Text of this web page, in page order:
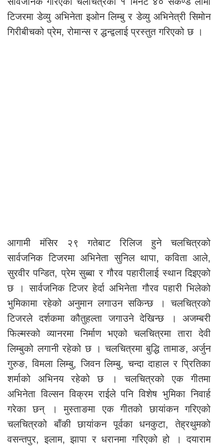
टिजरमा डेव्यु अभिनेता इओन लिम्बु र डेव्यु अभिनेत्री सिमोन
गिरीबीचको प्रेम, रोमान्स र द्धन्द्वलाई प्रस्तुत गरिएको छ ।
आगामी मंसिर २९ गतेबाट रिलिज हुने चलचित्रको
सार्वजनिक टिजरमा अभिनेता सुनिल थापा, कविता आले,
सुरवीर पन्डित, प्रेम सुब्बा र गौरव पहारीलाई स्थान दिइएको
छ । सार्वजनिक टिजर हेर्दा अभिनेता गौरव पहारी भिलेको
भुमिकामा रहेको अनुमान लगाउन सकिन्छ । चलचित्रको
टिजरले दर्शकमा कौतुहल्ता जगाउने देखिन्छ । अजम्बरी
फिल्मस्को व्यानरमा निर्माण भएको चलचित्रमा तारा देवी
लिम्बुको लगानी रहेको छ । चलचित्रमा बुद्धि तामाङ, अर्जुन
गुरुङ, विमला लिम्बु, जिवन लिम्बु, चन्दा दाहाल र प्रितिका
शर्माको अभिनय रहेको छ । चलचित्रको एक गीतमा
अभिनेता विल्सन विक्रम राईले पनि विशेष भुमिका निवार्ह
गरेका छन् । मुस्ताङमा एक गीतको छायांकन गरिएको
चलचित्रको बाँकी छायांकन पूर्वका धनकुटा, तेह्रथुमको
वसन्तपुर, इलाम, झापा र धरानमा गरिएको हो । दयाराम